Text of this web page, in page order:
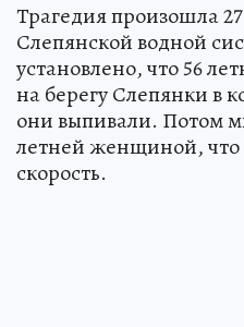
Трагедия произошла
Слепянской водной
установлено, что 56
на берегу Слепянки в
они выпивали. Потом
летней женщиной, что
скорость.